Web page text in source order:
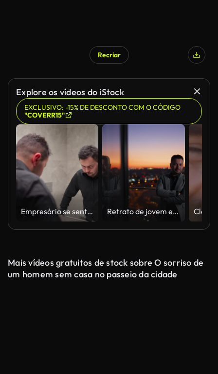
Recriar
Explore os vídeos do iStock
EXCLUSIVO: -15% DE DESCONTO COM O CÓDIGO
"COVERR15"
Empresário se sentindo estressado e se olhando no espelho Retrato de jovem empresário confiante olhando para a câmera com reflexão da paisagem urbana ao pôr do sol
Mais vídeos gratuitos de stock sobre O sorriso de
um homem sem casa no passeio da cidade